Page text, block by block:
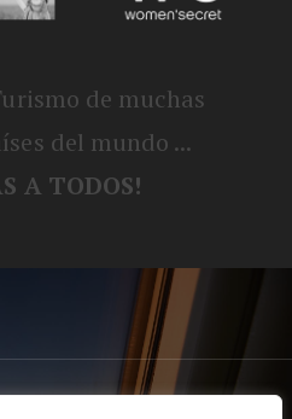
de muchas
del mundo ...
A TODOS!